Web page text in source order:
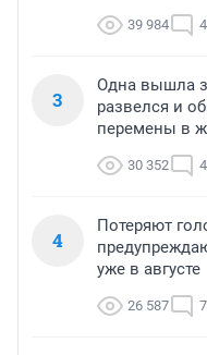
39 984
3
Одна вышла
развелся и
перемены в
30 352
4
Потеряют
уже в августе
26 587 7